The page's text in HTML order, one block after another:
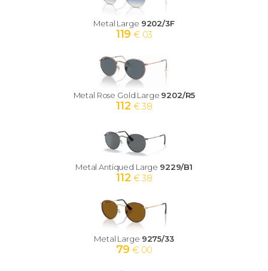
Metal Large 9202/3F
119 € 03
Metal Rose Gold Large 9202/R5
112 € 38
Metal Antiqued Large 9229/B1
112 € 38
Metal Large 9275/33
79 € 00